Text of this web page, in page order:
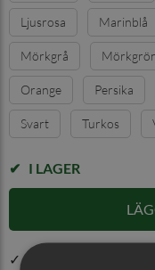
Ljusrosa Marinblå
Mörkgrå
Orange Persika
Svart Turkos
I LAGER
✓ Öppet köp i 30